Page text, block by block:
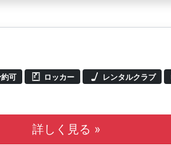
可 ロッカー レンタルクラブ
詳しく見る »